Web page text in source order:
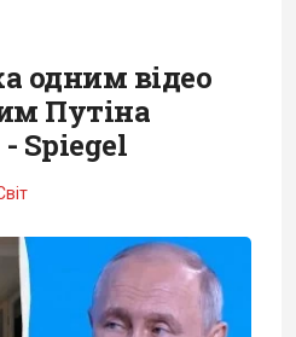
одним відео
Путіна
Spiegel